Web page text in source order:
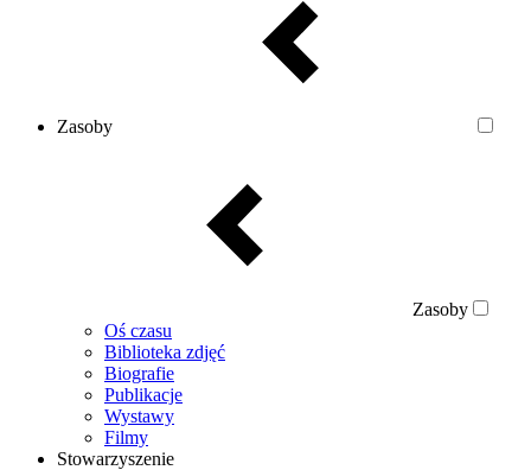
Zasoby
Zasoby
Oś czasu
Biblioteka zdjęć
Biografie
Publikacje
Wystawy
Filmy
Stowarzyszenie